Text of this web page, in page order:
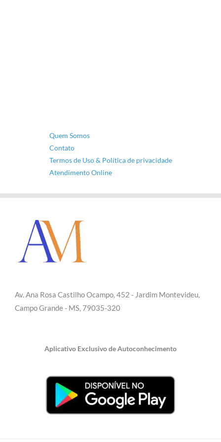
Quem Somos
Contato
Termos de Uso & Política de privacidade
Atendimento Online
Av. Ana Rosa Castilho Ocampo, 452 - Jardim Montevideu,
Campo Grande - MS, 79035-320
Aplicativo Exclusivo de Autoconhecimento